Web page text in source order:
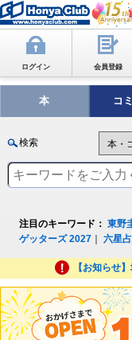
ログイン 会員登録
本 コ
検索
注目のキーワード： 東野
ゲッターズ 2027 ｜六星
【お知らせ